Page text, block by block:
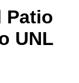
Patio
UNL